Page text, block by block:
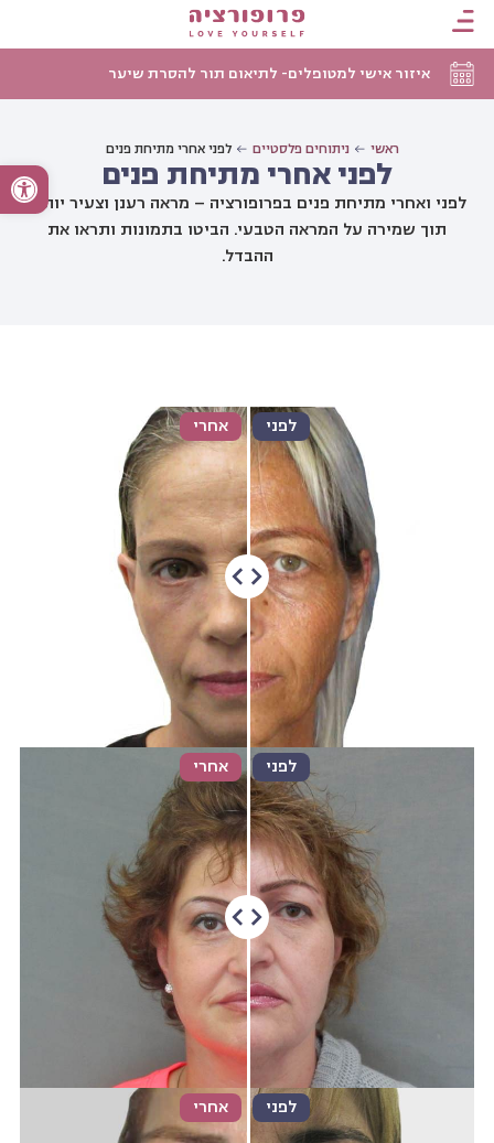
פתח
איזור אישי למטופלים- לתיאום תור להסרת שיער
ראשי ניתוחים פלסטיים לפני אחרי מתיחת פנים
לפני אחרי מתיחת פנים
לפני ואחרי מתיחת פנים בפרופורציה – מראה רענן וצעיר יותר,
תוך שמירה על המראה הטבעי. הביטו בתמונות ותראו את
ההבדל.
אחרי לפני
אחרי לפני
אחרי לפני